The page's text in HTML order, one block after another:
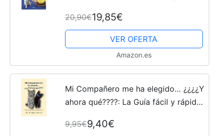
20,90€19,85€
VER OFERTA
Amazon.es
Mi Compañero me ha elegido… ¿¿¿¿Y
ahora qué????: La Guía fácil y rápida
cuidados básicos del perro y del
9,95€9,40€